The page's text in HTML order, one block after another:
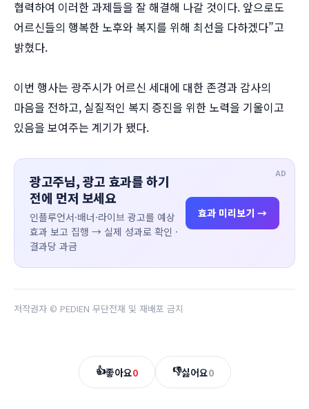
협력하여 이러한 과제들을 잘 해결해 나갈 것이다. 앞으로도
어르신들의 행복한 노후와 복지를 위해 최선을 다하겠다”고
밝혔다.
이번 행사는 광주시가 어르신 세대에 대한 존경과 감사의
마음을 전하고, 실질적인 복지 증진을 위한 노력을 기울이고
있음을 보여주는 계기가 됐다.
AD
광고주님, 광고 효과를 하기
전에 먼저 보세요
인플루언서·배너·라이브 광고를 예상
효과 보고 집행 → 실제 성과로 확인 ·
결과당 과금
효과 미리보기 →
저작권자 © PEDIEN 무단전재 및 재배포 금지
👍좋아요0 👎싫어요0